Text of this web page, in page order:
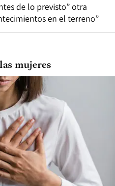
de lo previsto” otra
en el terreno”
mujeres